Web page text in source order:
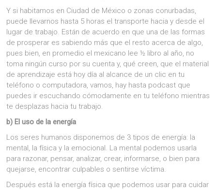
Y si habitamos en Ciudad de México o zonas conurbadas,
puede llevarnos hasta 5 horas el transporte hacia y desde el
lugar de trabajo. Están de acuerdo en que una de las formas
de prosperar es sabiendo más que el resto acerca de algo,
pues bien, en promedio el mexicano lee ½ libro al año, no
toma ningún curso por su cuenta y, qué creen, que el material
de aprendizaje está hoy día al alcance de un clic en tu
teléfono o computadora, vamos, hay hasta podcast que
puedes ir escuchando cómodamente en tu teléfono mientras
te desplazas hacia tu trabajo.
b) El uso de la energía
Los seres humanos disponemos de 3 tipos de energía: la
mental, la física y la emocional. La mental podemos usarla
para razonar, pensar, analizar, crear, informarse, o bien para
quejarse, encontrar culpables o sentirse víctima.
Después está la energía física que podemos usar para cuidar